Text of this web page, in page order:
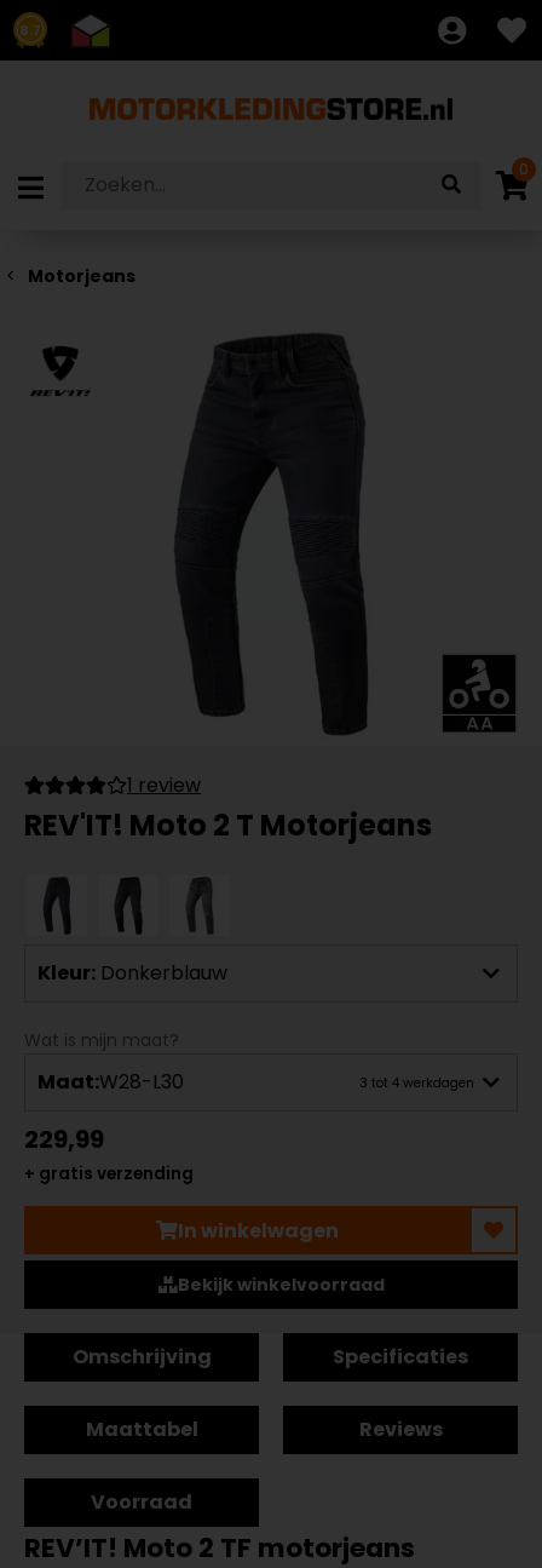
8.7
0
Motorjeans
1 review
REV'IT! Moto 2 T Motorjeans
Kleur: Donkerblauw
Wat is mijn maat?
Maat:W28-L30 3 tot 4 werkdagen
229,99
+ gratis verzending
In winkelwagen
Bekijk winkelvoorraad
Omschrijving Specificaties
Maattabel Reviews
Voorraad
REV’IT! Moto 2 TF motorjeans